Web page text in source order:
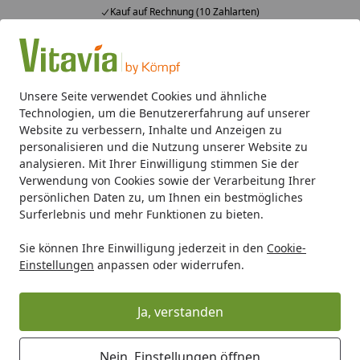
Unsere Seite verwendet Cookies und ähnliche
Technologien, um die Benutzererfahrung auf unserer
Website zu verbessern, Inhalte und Anzeigen zu
personalisieren und die Nutzung unserer Website zu
analysieren. Mit Ihrer Einwilligung stimmen Sie der
Verwendung von Cookies sowie der Verarbeitung Ihrer
persönlichen Daten zu, um Ihnen ein bestmögliches
Surferlebnis und mehr Funktionen zu bieten.
Sie können Ihre Einwilligung jederzeit in den Cookie-
Einstellungen anpassen oder widerrufen.
Ja, verstanden
Kauf auf Rechnung (10 Zahlarten)
Alle Produkte
Mein Konto
Suchen
Startseite
Gerätehäuser Flach- & Pultdach Skillion S64-S86
Globel Metallgerätehaus Skillion
S64 - S84
(1 Bewertung)